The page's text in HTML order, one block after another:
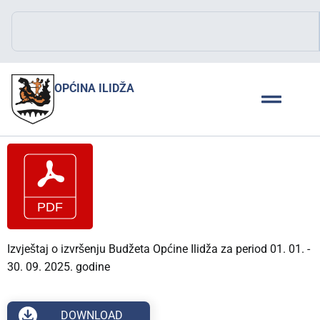
OPĆINA ILIDŽA
Izvještaj o izvršenju Budžeta Općine Ilidža za period 01. 01. -
30. 09. 2025. godine
DOWNLOAD